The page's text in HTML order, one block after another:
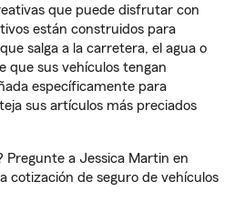
que puede disfrutar con
están construidos para
salga a la carretera, el agua o
que sus vehículos tengan
específicamente para
sus artículos más preciados
Pregunte a Jessica Martin en
cotización de seguro de vehículos